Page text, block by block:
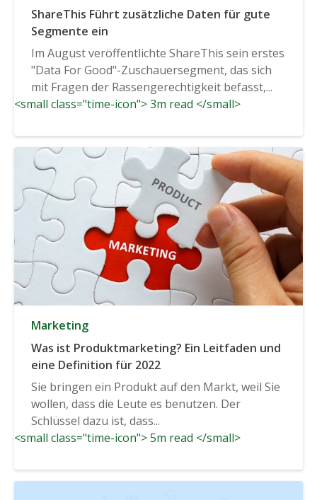
ShareThis Führt zusätzliche Daten für gute
Segmente ein
Im August veröffentlichte ShareThis sein erstes
"Data For Good"-Zuschauersegment, das sich
mit Fragen der Rassengerechtigkeit befasst,...
<small class="time-icon"> 3m read </small>
Marketing
Was ist Produktmarketing? Ein Leitfaden und
eine Definition für 2022
Sie bringen ein Produkt auf den Markt, weil Sie
wollen, dass die Leute es benutzen. Der
Schlüssel dazu ist, dass...
<small class="time-icon"> 5m read </small>